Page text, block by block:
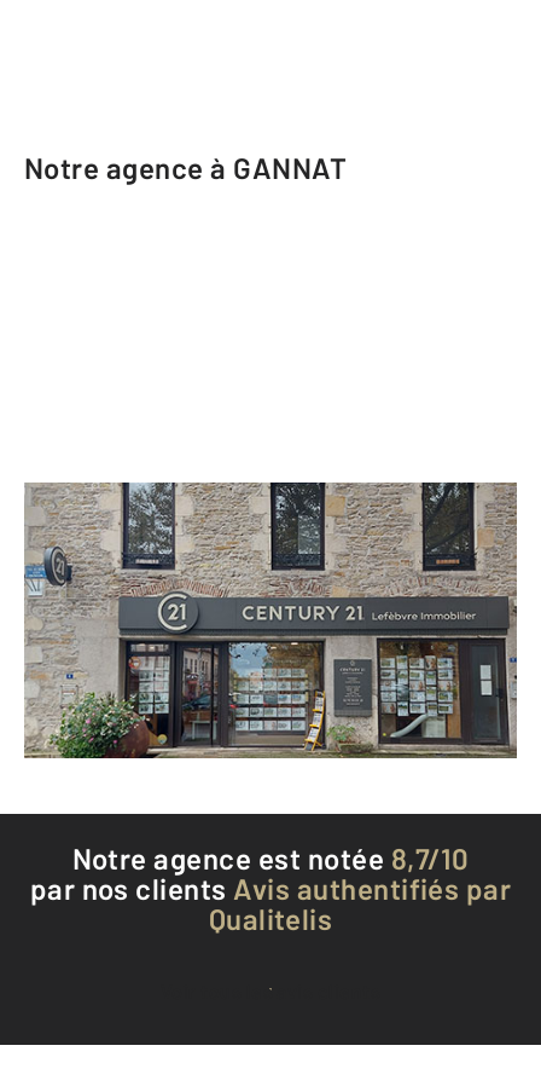
Notre agence à GANNAT
CENTURY 21 Lefèbvre Immobilier
6 Place des Anciens d'AFN BP 1
GANNAT - 03800
Envoyer un message
Téléphoner à l'agence
Notre agence est notée 8,7/10
par nos clients Avis authentifiés par
Qualitelis
Voir tous les avis clients